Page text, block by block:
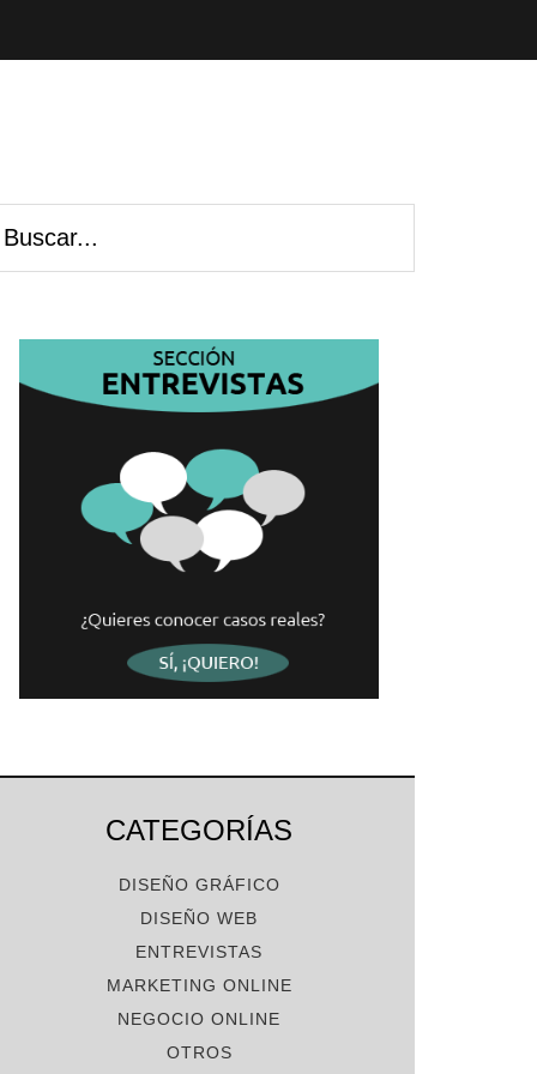
CATEGORÍAS
DISEÑO GRÁFICO
DISEÑO WEB
ENTREVISTAS
MARKETING ONLINE
NEGOCIO ONLINE
OTROS